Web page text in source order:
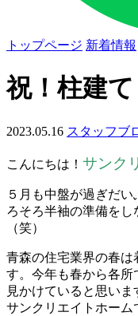
トップページ 新着情報
祝！柱建て
2023.05.16 スタッフブ
こんにちは！ サンク
５月も中盤が過ぎだ
ろそろ半袖の準備を
（笑）
青森の住宅業界の春は
す。今年も春から各所
見かけていると思いま
サンクリエイトホーム